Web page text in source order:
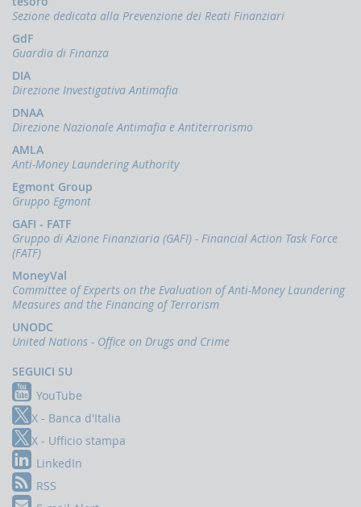
Sezione dedicata alla Prevenzione dei Reati Finanziari
GdF
Guardia di Finanza
DIA
Direzione Investigativa Antimafia
DNAA
Direzione Nazionale Antimafia e Antiterrorismo
AMLA
Anti-Money Laundering Authority
Egmont Group
Gruppo Egmont
GAFI - FATF
Gruppo di Azione Finanziaria (GAFI) - Financial Action Task Force
(FATF)
MoneyVal
Committee of Experts on the Evaluation of Anti-Money Laundering
Measures and the Financing of Terrorism
UNODC
United Nations - Office on Drugs and Crime
SEGUICI SU
YouTube
X - Banca d'Italia
X - Ufficio stampa
LinkedIn
RSS